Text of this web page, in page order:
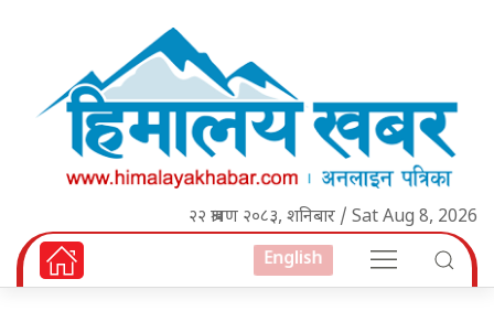
२२ श्रावण २०८३, शनिबार / Sat Aug 8, 2026
English